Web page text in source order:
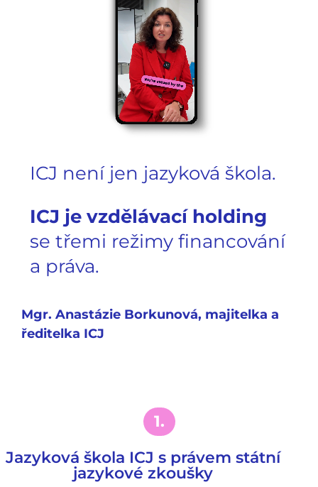
ICJ není jen jazyková škola.
ICJ je vzdělávací holding
se třemi režimy financování
a práva.
Mgr. Anastázie Borkunová, majitelka a
ředitelka ICJ
1.
Jazyková škola ICJ s právem státní
jazykové zkoušky